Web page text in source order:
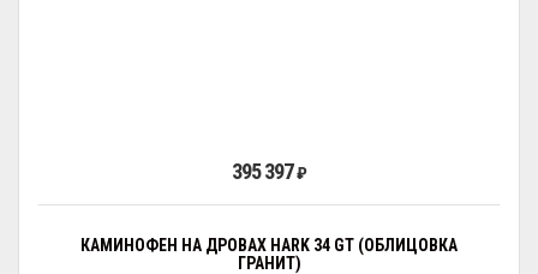
395 397₽
КАМИНОФЕН НА ДРОВАХ HARK 34 GT (ОБЛИЦОВКА
ГРАНИТ)